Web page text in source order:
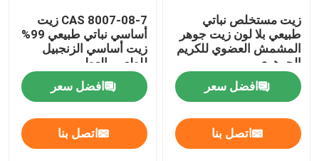
زيت مستخلص نباتي
طبيعي بلا لون زيت جوهر
المشمش العضوي للكريم
الجوهري
افضل سعر
اتصل بنا
CAS 8007-08-7 زيت
أساسي نباتي طبيعي 99%
زيت أساسي الزنجبيل
للطعم والعطور
افضل سعر
اتصل بنا